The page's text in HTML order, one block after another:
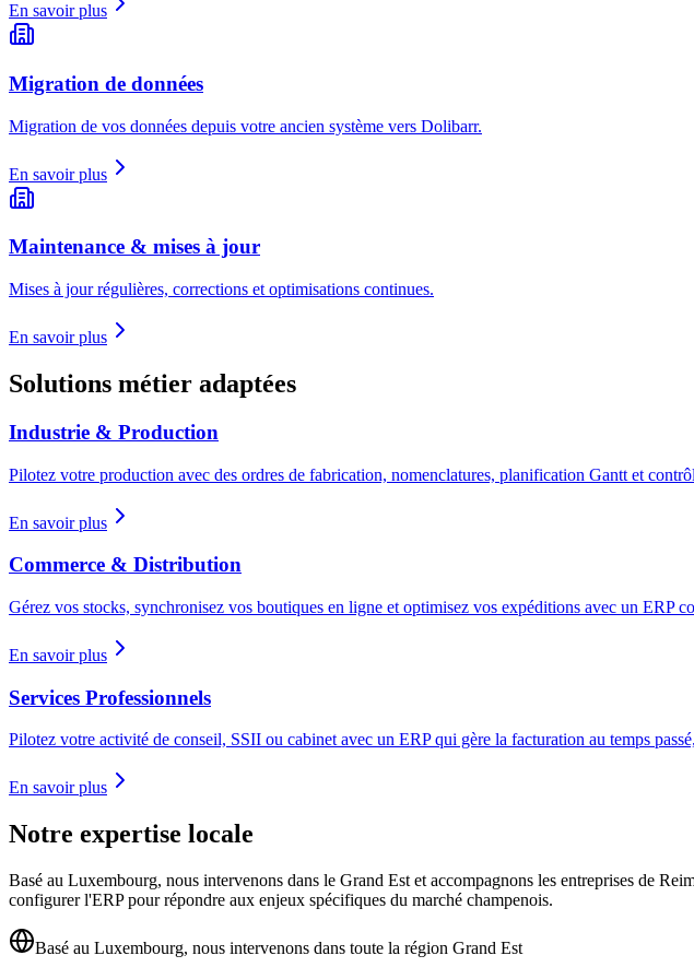
En savoir plus
Migration de données
Migration de vos données depuis votre ancien système vers Dolibarr.
En savoir plus
Maintenance & mises à jour
Mises à jour régulières, corrections et optimisations continues.
En savoir plus
Solutions métier adaptées
Industrie & Production
Pilotez votre production avec des ordres de fabrication, nomenclatures, planification Gantt et
En savoir plus
Commerce & Distribution
Gérez vos stocks, synchronisez vos boutiques en ligne et optimisez vos expéditions avec un ERP
En savoir plus
Services Professionnels
Pilotez votre activité de conseil, SSII ou cabinet avec un ERP qui gère la facturation au temps
En savoir plus
Notre expertise locale
Basé au Luxembourg, nous intervenons dans le Grand Est et accompagnons les entreprises de
configurer l'ERP pour répondre aux enjeux spécifiques du marché champenois.
Basé au Luxembourg, nous intervenons dans toute la région Grand Est